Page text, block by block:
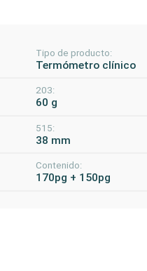
Tipo de producto:
Termómetro clínico
203:
60 g
515:
38 mm
Contenido:
170pg + 150pg